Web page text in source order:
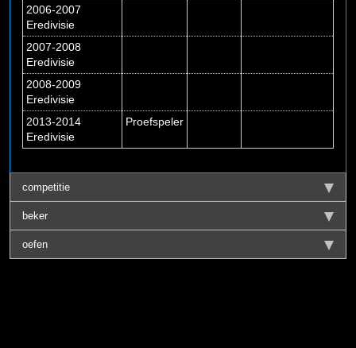
2006-2007
Eredivisie
2007-2008
Eredivisie
2008-2009
Eredivisie
2013-2014
Eredivisie
Proefspeler
competitie
beker
oefen